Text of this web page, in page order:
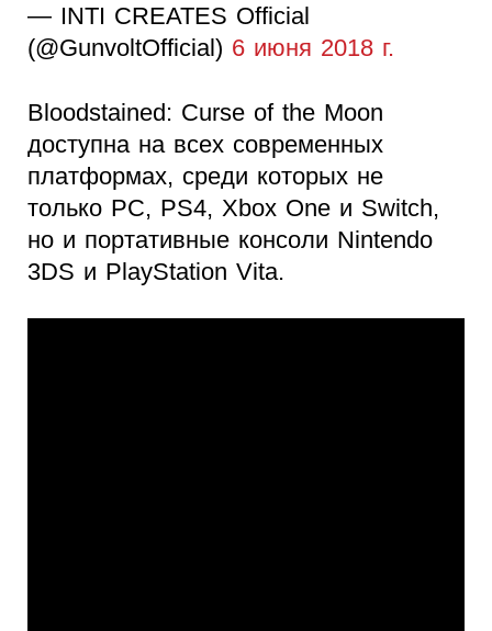
— INTI CREATES Official
(@GunvoltOfficial) 6 июня 2018 г.
Bloodstained: Curse of the Moon
доступна на всех современных
платформах, среди которых не
только PC, PS4, Xbox One и Switch,
но и портативные консоли Nintendo
3DS и PlayStation Vita.